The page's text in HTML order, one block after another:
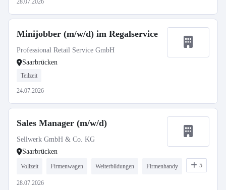
28.07.2026
Minijobber (m/w/d) im Regalservice
Professional Retail Service GmbH
Saarbrücken
Teilzeit
24.07.2026
Sales Manager (m/w/d)
Sellwerk GmbH & Co. KG
Saarbrücken
Vollzeit Firmenwagen Weiterbildungen Firmenhandy 5
28.07.2026